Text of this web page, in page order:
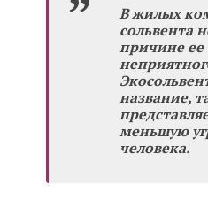
В жилых
сольвента
причине ее
название,
меньшую
человека.